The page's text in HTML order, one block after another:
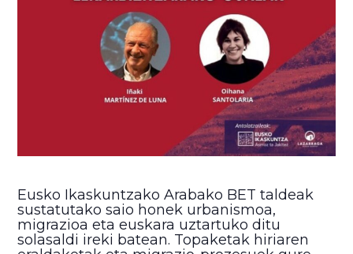
Eusko Ikaskuntzako Arabako BET taldeak
sustatutako saio honek urbanismoa,
migrazioa eta euskara uztartuko ditu
solasaldi ireki batean. Topaketak hiriaren